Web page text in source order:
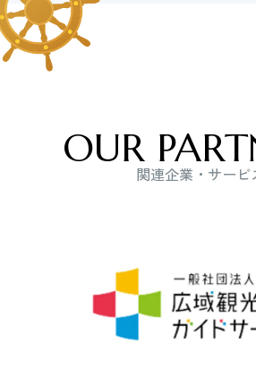
OUR
関連企業・サービ